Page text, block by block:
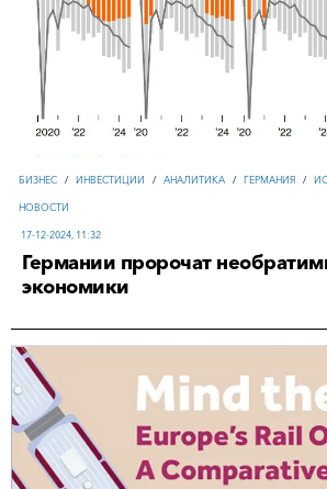
БИЗНЕС / ИНВЕСТИЦИИ / АНАЛИТИКА / ГЕРМАНИЯ /
НОВОСТИ
17-12-2024, 11:32
Германии пророчат
экономики